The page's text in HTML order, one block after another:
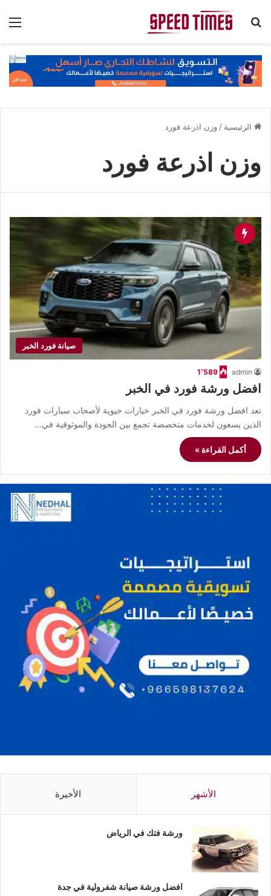
بحث عن
الرئيسية / وزن اذرعة فورد
وزن اذرعة فورد
صيانة فورد الخبر
admin 1٬589
افضل ورشة فورد في الخبر
تعد افضل ورشة فورد في الخبر خيارات حيوية لأصحاب سيارات فورد
الذين يسعون لخدمات متخصصة تجمع بين الجودة والموثوقية في…
أكمل القراءة »
الأشهر الأخيرة
ورشة فتك في الرياض
افضل ورشة صيانة شفرولية في جدة